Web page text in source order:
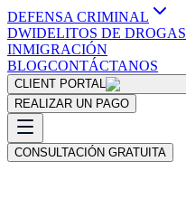
DEFENSA CRIMINAL
DWIDELITOS DE DROGAS
INMIGRACIÓN
BLOGCONTÁCTANOS
CLIENT PORTAL
REALIZAR UN PAGO
CONSULTACIÓN GRATUITA